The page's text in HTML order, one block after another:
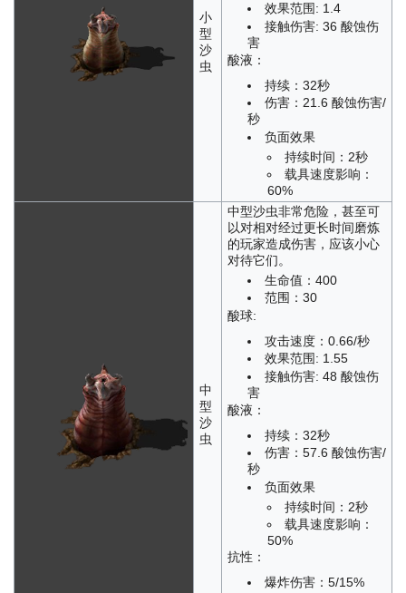
小
型
沙
虫
效果范围: 1.4
接触伤害: 36 酸蚀伤
害
酸液：
持续：32秒
伤害：21.6 酸蚀伤害/
秒
负面效果
持续时间：2秒
载具速度影响：
60%
中
型
沙
虫
中型沙虫非常危险，甚至可
以对相对经过更长时间磨炼
的玩家造成伤害，应该小心
对待它们。
生命值：400
范围：30
酸球:
攻击速度：0.66/秒
效果范围: 1.55
接触伤害: 48 酸蚀伤
害
酸液：
持续：32秒
伤害：57.6 酸蚀伤害/
秒
负面效果
持续时间：2秒
载具速度影响：
50%
抗性：
爆炸伤害：5/15%